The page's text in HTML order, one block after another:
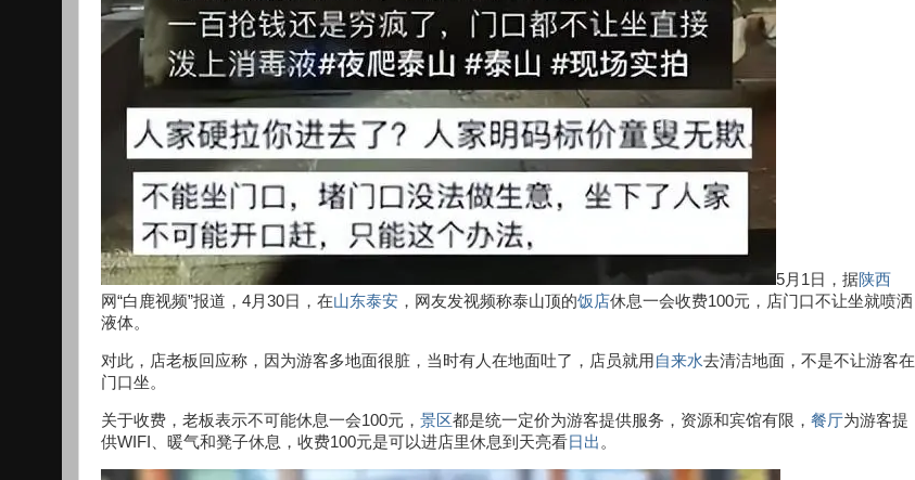
5月1日，据陕西
网“白鹿视频”报道，4月30日，在山东泰安 ，网友发视频称泰山顶的饭店休息一会收费100元，店门口不让坐就喷洒
液体。
对此，店老板回应称，因为游客多地面很脏，当时有人在地面吐了，店员就用 自来水去清洁地面，不是不让游客在
门口坐。
关于收费，老板表示不可能休息一会100元， 景区都是统一定价为游客提供服务，资源和宾馆有限， 餐厅为游客提
供WIFI、暖气和凳子休息，收费100元是可以进店里休息到天亮看日出 。